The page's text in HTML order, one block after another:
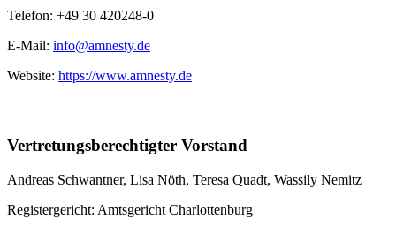
Telefon: +49 30 420248-0
E-Mail: info@amnesty.de
Website: https://www.amnesty.de
Vertretungsberechtigter Vorstand
Andreas Schwantner, Lisa Nöth, Teresa Quadt, Wassily Nemitz
Registergericht: Amtsgericht Charlottenburg